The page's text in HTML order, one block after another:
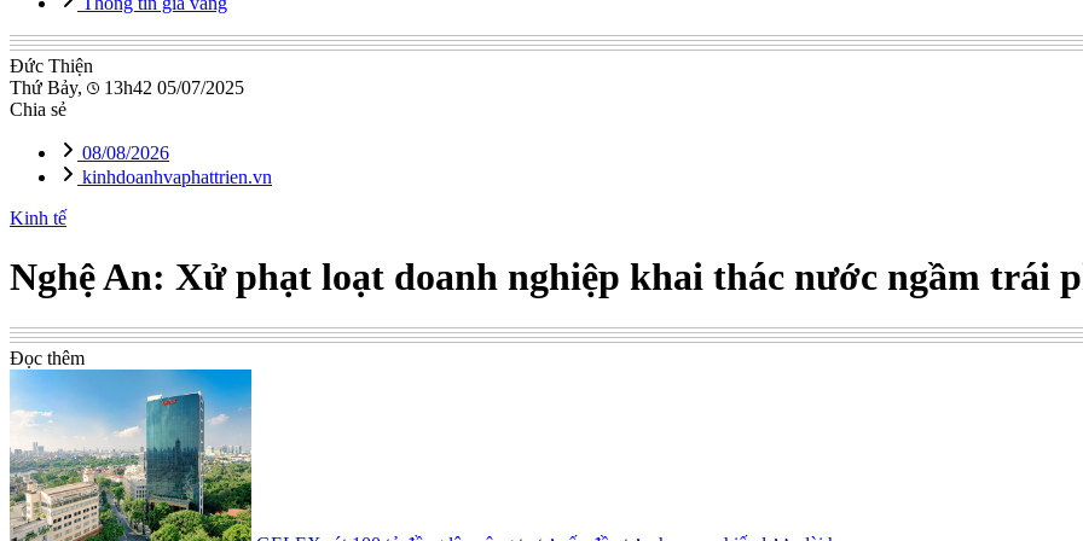
Đức Thiện
Thứ Bảy,
13h42 05/07/2025
Chia sẻ
08/08/2026
kinhdoanhvaphattrien.vn
Kinh tế
Nghệ An: Xử phạt loạt doanh nghiệp khai thác nước ngầm trái
Đọc thêm